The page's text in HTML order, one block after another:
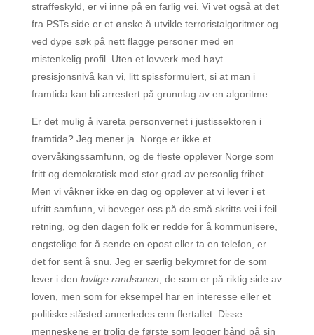
straffeskyld, er vi inne på en farlig vei. Vi vet også at det
fra PSTs side er et ønske å utvikle terroristalgoritmer og
ved dype søk på nett flagge personer med en
mistenkelig profil. Uten et lovverk med høyt
presisjonsnivå kan vi, litt spissformulert, si at man i
framtida kan bli arrestert på grunnlag av en algoritme.
Er det mulig å ivareta personvernet i justissektoren i
framtida? Jeg mener ja. Norge er ikke et
overvåkingssamfunn, og de fleste opplever Norge som
fritt og demokratisk med stor grad av personlig frihet.
Men vi våkner ikke en dag og opplever at vi lever i et
ufritt samfunn, vi beveger oss på de små skritts vei i feil
retning, og den dagen folk er redde for å kommunisere,
engstelige for å sende en epost eller ta en telefon, er
det for sent å snu. Jeg er særlig bekymret for de som
lever i den lovlige randsonen , de som er på riktig side av
loven, men som for eksempel har en interesse eller et
politiske ståsted annerledes enn flertallet. Disse
menneskene er trolig de første som legger bånd på sin